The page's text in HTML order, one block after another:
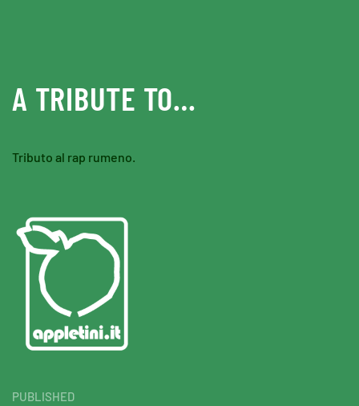
A TRIBUTE TO…
Tributo al rap rumeno.
PUBLISHED